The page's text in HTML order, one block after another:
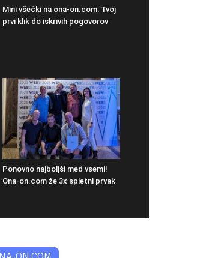
Mini všečki na ona-on.com: Tvoj
prvi klik do iskrivih pogovorov
Ponovno najboljši med vsemi!
Ona-on.com že 3x spletni prvak